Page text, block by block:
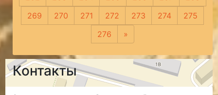
269
270 271 272 273 274
275
276
»
Контакты